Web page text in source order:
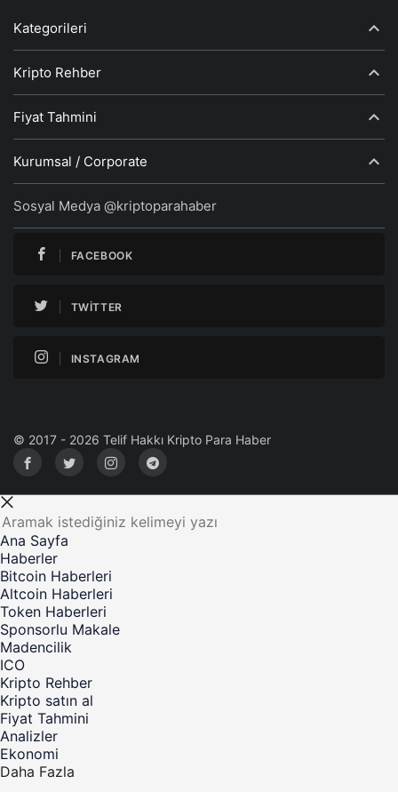
Kategorileri
Kripto Rehber
Fiyat Tahmini
Kurumsal / Corporate
Sosyal Medya @kriptoparahaber
FACEBOOK
TWITTER
INSTAGRAM
© 2017 - 2026 Telif Hakkı Kripto Para Haber
Ana Sayfa
Haberler
Bitcoin Haberleri
Altcoin Haberleri
Token Haberleri
Sponsorlu Makale
Madencilik
ICO
Kripto Rehber
Kripto satın al
Fiyat Tahmini
Analizler
Ekonomi
Daha Fazla